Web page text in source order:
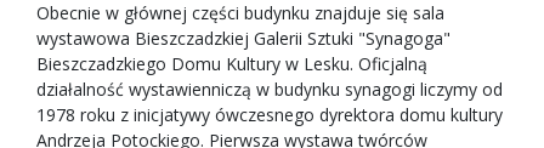
Obecnie w głównej części budynku znajduje się sala
wystawowa Bieszczadzkiej Galerii Sztuki "Synagoga"
Bieszczadzkiego Domu Kultury w Lesku. Oficjalną
działalność wystawienniczą w budynku synagogi liczymy od
1978 roku z inicjatywy ówczesnego dyrektora domu kultury
Andrzeja Potockiego. Pierwsza wystawa twórców